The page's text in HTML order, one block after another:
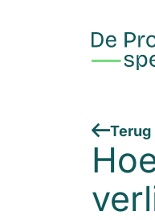
Terug